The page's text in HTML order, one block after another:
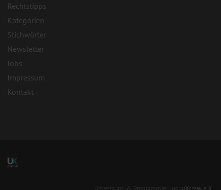
Rechtstipps
Kategorien
Stichwörter
Newsletter
Jobs
Impressum
Kontakt
Umsetzung & Programmierung: uXcrew e.K.